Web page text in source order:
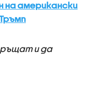
на американски
и да